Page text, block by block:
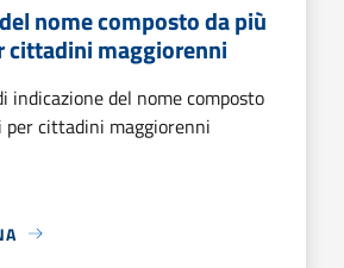
nome composto da più
cittadini maggiorenni
indicazione del nome composto
per cittadini maggiorenni